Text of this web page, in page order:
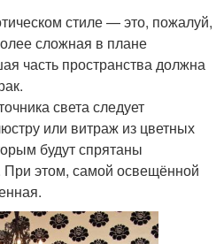
стиле — это, пожалуй,
сложная в плане
часть пространства должна
света следует
или витраж из цветных
будут спрятаны
этом, самой освещённой